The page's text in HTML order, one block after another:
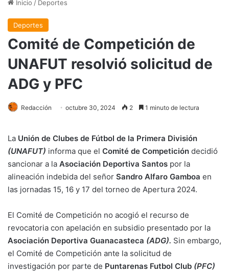
Inicio / Deportes
Deportes
Comité de Competición de
UNAFUT resolvió solicitud de
ADG y PFC
Redacción octubre 30, 2024 2 1 minuto de lectura
La Unión de Clubes de Fútbol de la Primera División
(UNAFUT) informa que el Comité de Competición decidió
sancionar a la Asociación Deportiva Santos por la
alineación indebida del señor Sandro Alfaro Gamboa en
las jornadas 15, 16 y 17 del torneo de Apertura 2024.
El Comité de Competición no acogió el recurso de
revocatoria con apelación en subsidio presentado por la
Asociación Deportiva Guanacasteca (ADG). Sin embargo,
el Comité de Competición ante la solicitud de
investigación por parte de Puntarenas Futbol Club (PFC)